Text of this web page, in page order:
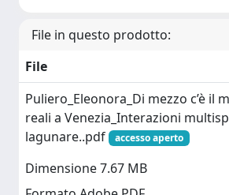
File in questo prodotto:
File
Puliero_Eleonora_Di mezzo c’è il
reali a Venezia_Interazioni
lagunare..pdf
accesso aperto
Dimensione 7.67 MB